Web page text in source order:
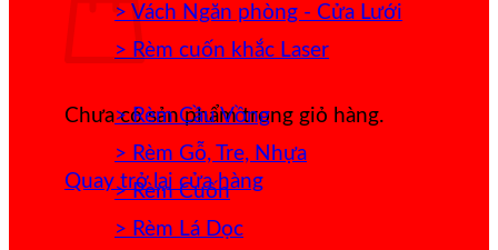
Chưa có sản phẩm trong giỏ hàng.
Quay trở lại cửa hàng
> Vách Ngăn phòng - Cửa Lưới
> Rèm cuốn khắc Laser
> Rèm Cầu Vồng
> Rèm Gỗ, Tre, Nhựa
> Rèm Cuốn
> Rèm Lá Dọc